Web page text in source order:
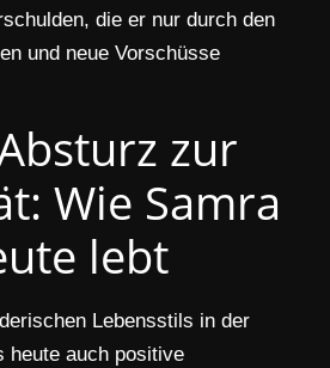
die er nur durch den
und neue Vorschüsse
zur
Wie Samra
lebt
Lebensstils in der
heute auch positive